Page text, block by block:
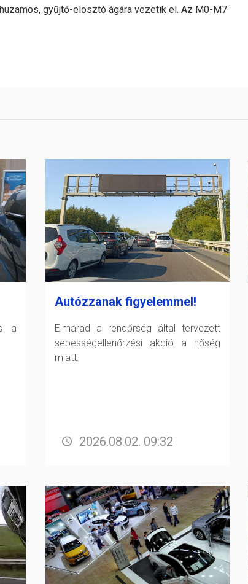
gyűjtő-elosztó ágára vezetik el. Az M0-M7
a
Autózzanak figyelemmel!
Elmarad a rendőrség által tervezett
sebességellenőrzési akció a hőség
miatt.
2026.08.02. 09:32